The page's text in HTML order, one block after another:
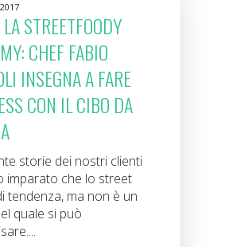
STREETFOODY
CHEF FABIO
INSEGNA A FARE
CON IL CIBO DA
storie dei nostri clienti
imparato che lo street
tendenza, ma non è un
quale si può